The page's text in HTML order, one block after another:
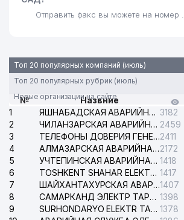
Отправить факс вы можете на номер .
Топ 20 популярных компаний (июль)
Топ 20 популярных рубрик (июль)
Новые организации на сайте
№
Назвние
1
ЯШНАБАДСКАЯ АВАРИЙНАЯ СЛУЖБА ЭЛЕКТРОСЕТИ 3182
2
ЧИЛАНЗАРСКАЯ АВАРИЙНАЯ СЛУЖБА ЭЛЕКТРОСЕТИ 2459
3
ТЕЛЕФОНЫ ДОВЕРИЯ ГЕНЕРАЛЬНОЙ ПРОКУРАТУРЫ РЕСПУБЛИКИ УЗБЕКИСТАН2411
4
АЛМАЗАРСКАЯ АВАРИЙНАЯ СЛУЖБА ЭЛЕКТРОСЕТИ2172
5
УЧТЕПИНСКАЯ АВАРИЙНАЯ СЛУЖБА ЭЛЕКТРОСЕТИ 1418
6
TOSHKENT SHAHAR ELEKTR TARMOQLARI KORXONASI АО 1417
7
ШАЙХАНТАХУРСКАЯ АВАРИЙНАЯ СЛУЖБА ЭЛЕКТРОСЕТИ1407
8
САМАРКАНД ЭЛЕКТР ТАРМОКЛАРИ АО 1398
9
SURHONDARYO ELEKTR TARMOKLARI АО 1378